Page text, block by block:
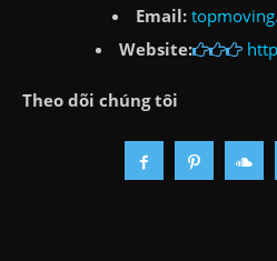
Email:
Website:
Theo dõi chúng tôi